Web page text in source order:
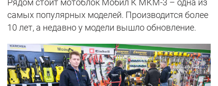
Рядом стоит мотоблок Мобил К МКМ-3 – одна из
самых популярных моделей. Производится более
10 лет, а недавно у модели вышло обновление.